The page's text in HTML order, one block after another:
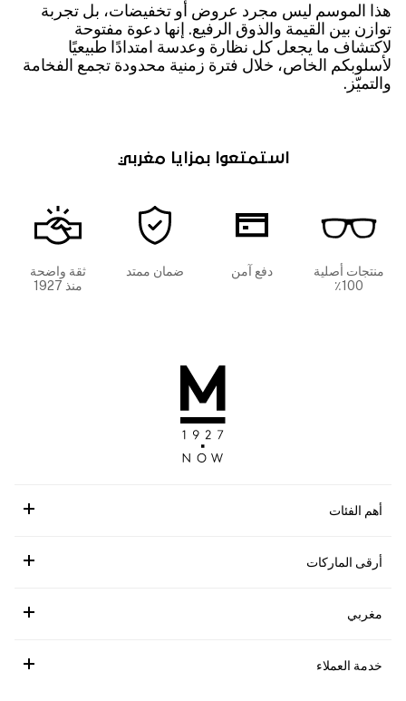
هذا الموسم ليس مجرد عروض أو تخفيضات، بل تجربة
توازن بين القيمة والذوق الرفيع. إنها دعوة مفتوحة
لاكتشاف ما يجعل كل نظارة وعدسة امتدادًا طبيعيًا
لأسلوبكم الخاص، خلال فترة زمنية محدودة تجمع الفخامة
والتميّز.
استمتعوا بمزايا مغربي
منتجات أصلية
100٪
دفع آمن ضمان ممتد
ثقة واضحة
منذ 1927
أهم الفئات
أرقى الماركات
مغربي
خدمة العملاء